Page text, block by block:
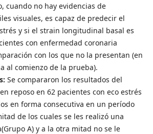
cuando no hay evidencias de
visuales, es capaz de predecir el
y si el strain longitudinal basal es
con enfermedad coronaria
con los que no la presentan (en
al comienzo de la prueba).
Se compararon los resultados del
reposo en 62 pacientes con eco estrés
en forma consecutiva en un período
de los cuales se les realizó una
A) y a la otra mitad no se le